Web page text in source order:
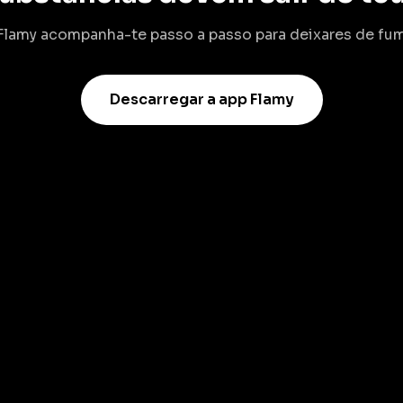
acompanha-te passo a passo para deixares de
Descarregar a app Flamy